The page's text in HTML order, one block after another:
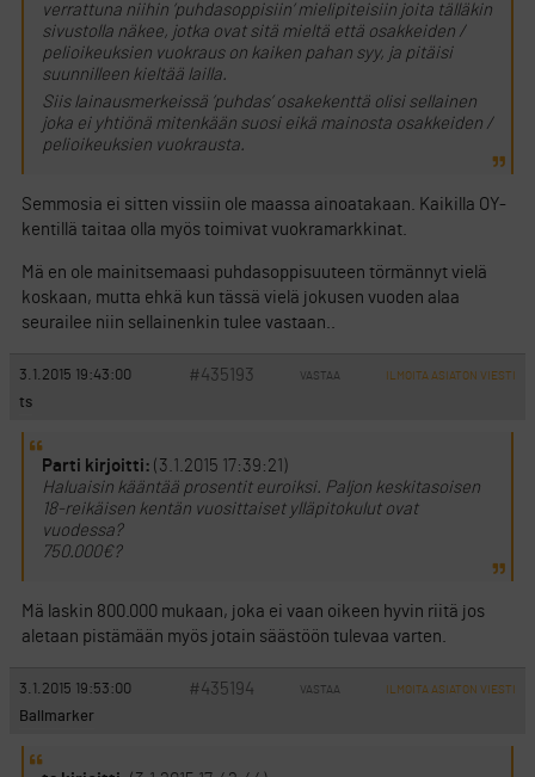
verrattuna niihin ’puhdasoppisiin’ mielipiteisiin joita tälläkin
sivustolla näkee, jotka ovat sitä mieltä että osakkeiden /
pelioikeuksien vuokraus on kaiken pahan syy, ja pitäisi
suunnilleen kieltää lailla.
Siis lainausmerkeissä ’puhdas’ osakekenttä olisi sellainen
joka ei yhtiönä mitenkään suosi eikä mainosta osakkeiden /
pelioikeuksien vuokrausta.
Semmosia ei sitten vissiin ole maassa ainoatakaan. Kaikilla OY-
kentillä taitaa olla myös toimivat vuokramarkkinat.
Mä en ole mainitsemaasi puhdasoppisuuteen törmännyt vielä
koskaan, mutta ehkä kun tässä vielä jokusen vuoden alaa
seurailee niin sellainenkin tulee vastaan..
3.1.2015 19:43:00 #435193 VASTAA ILMOITA ASIATON VIESTI
ts
Parti kirjoitti: (3.1.2015 17:39:21)
Haluaisin kääntää prosentit euroiksi. Paljon keskitasoisen
18-reikäisen kentän vuosittaiset ylläpitokulut ovat
vuodessa?
750.000€?
Mä laskin 800.000 mukaan, joka ei vaan oikeen hyvin riitä jos
aletaan pistämään myös jotain säästöön tulevaa varten.
3.1.2015 19:53:00 #435194 VASTAA ILMOITA ASIATON VIESTI
Ballmarker